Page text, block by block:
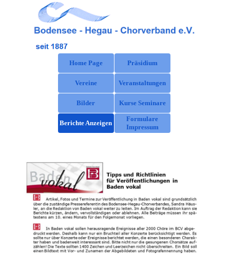
Direkt zum Seiteninhalt
Menü überspringen
Home Page Präsidium
Vereine ▼
Veranstaltungen
Bilder Kurse Seminare
Berichte Anzeigen
Formulare
Impressum